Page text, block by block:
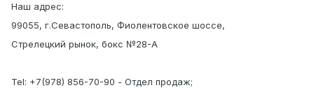
Наш адрес:
99055, г.Севастополь, Фиолентовское шоссе,
Стрелецкий рынок, бокс №28-А
Tel: +7(978) 856-70-90 - Отдел продаж;